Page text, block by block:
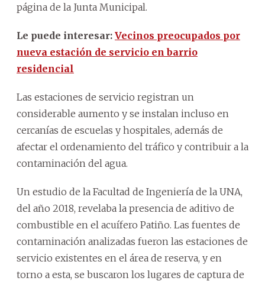
página de la Junta Municipal.
Le puede interesar: Vecinos preocupados por
nueva estación de servicio en barrio
residencial
Las estaciones de servicio registran un
considerable aumento y se instalan incluso en
cercanías de escuelas y hospitales, además de
afectar el ordenamiento del tráfico y contribuir a la
contaminación del agua.
Un estudio de la Facultad de Ingeniería de la UNA,
del año 2018, revelaba la presencia de aditivo de
combustible en el acuífero Patiño. Las fuentes de
contaminación analizadas fueron las estaciones de
servicio existentes en el área de reserva, y en
torno a esta, se buscaron los lugares de captura de